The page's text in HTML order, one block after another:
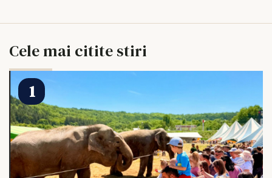
Cele mai citite stiri